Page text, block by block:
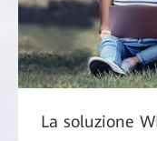
La soluzione